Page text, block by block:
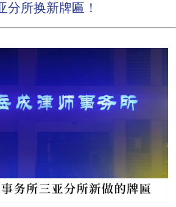
分所换新牌匾！